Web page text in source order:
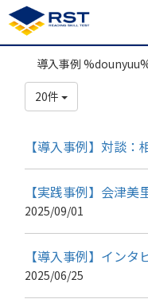
導入事例
20件
【導入事例】対談
2025/09/01
【導入事例】イン
2025/06/25